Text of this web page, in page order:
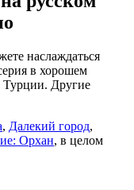
наслаждаться
в хорошем
Турции. Другие
, Далекий город,
Орхан, в целом